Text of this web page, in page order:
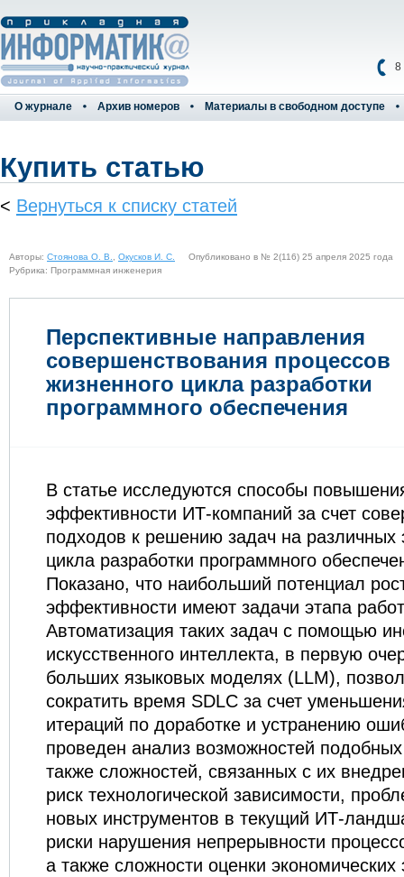
8
О журнале Архив номеров Материалы в свободном доступе
Купить статью
< Вернуться к списку статей
Авторы: Стоянова О. В. Окусков И. С.
Опубликовано в № 2(116) 25 апреля 2025 года
Рубрика: Программная инженерия
Перспективные направления
совершенствования процессов
жизненного цикла разработки
программного обеспечения
В статье исследуются способы
эффективности ­ИТ-компаний за счет
подходов к решению задач на различных
цикла разработки программного
Показано, что наибольший потенциал
эффективности имеют задачи этапа
Автоматизация таких задач с помощью
искусственного интеллекта, в первую
больших языковых моделях (­LLM),
сократить время ­SDLC за счет
итераций по доработке и устранению
проведен анализ возможностей
также сложностей, связанных с их
риск технологической зависимости,
новых инструментов в текущий ­ИТ-
риски нарушения непрерывности
а также сложности оценки